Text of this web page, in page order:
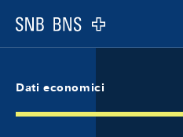
Logo
Dati economici